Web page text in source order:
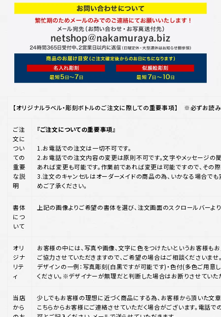
【オリジナルラベル・彫刻ボトルのご注文に際しての重要事項】 ※必ずお読み
ご注
文に
つい
ての
重要
な説
明
『ご注文についての重要事項』
1.お電話での注文は一切不可です。
2.お電話での注文内容の変更は原則不可です。文字やメッセージの
あれば変更も可能です。作業前であれば変更は可能ですので、その
3.注文のキャンセルはオーダーメイドの商品の為、いかなる場合で
めご了承ください。
書体
につ
いて
上記の画像よりご希望の書体を選び、注文画面のスクロールバーよ
オリ
ジナ
リテ
ィ
お客様の中には、写真や画像、文字に色をつけたいというお客様もお
ご協力させていただきますので、ご希望の場合はご相談くださいま
デザインの一例：写真彫刻(白黒ですが可能です)・色付(多色ご用
ください。※デザイナーが無理だと判断した場合はお断りさせていた
当店
から
少しでもお客様の理想に近づく商品にする為、お客様から頂いた文
こちらからお客様にご連絡させていただく場合がございます。電話